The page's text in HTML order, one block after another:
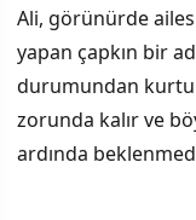
Ali, görünürde
yapan çapkın bir
durumundan
zorunda kalır ve
ardında